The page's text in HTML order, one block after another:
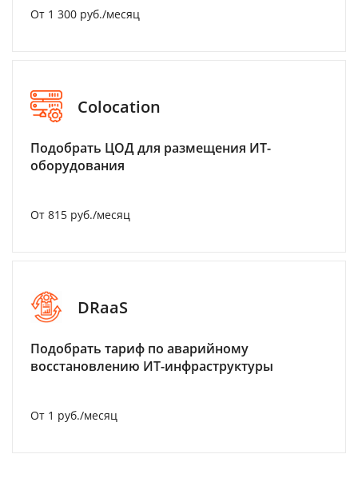
От 1 300 руб./месяц
Colocation
Подобрать ЦОД для размещения ИТ-
оборудования
От 815 руб./месяц
DRaaS
Подобрать тариф по аварийному
восстановлению ИТ-инфраструктуры
От 1 руб./месяц